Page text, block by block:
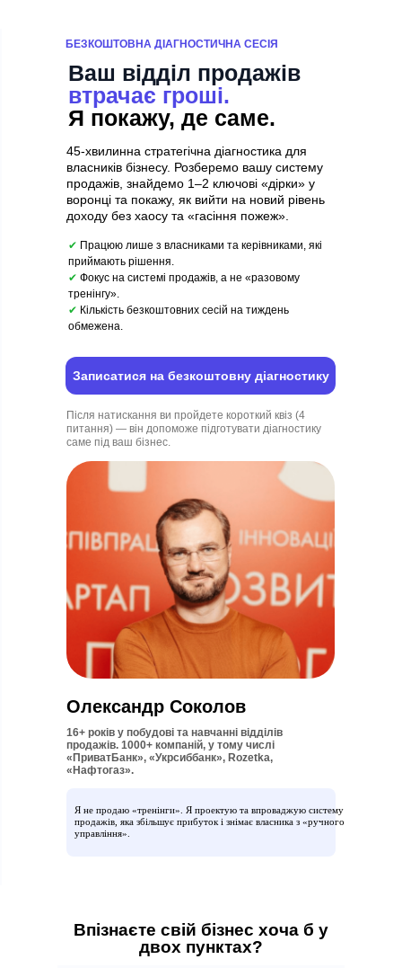
Ваш відділ продажів
втрачає гроші.
Я покажу, де саме.
16+ років у побудові та навчанні відділів
продажів. 1000+ компаній, у тому числі
«ПриватБанк», «Укрсиббанк», Rozetka,
«Нафтогаз».
45-хвилинна стратегічна діагностика для
власників бізнесу. Розберемо вашу систему
продажів, знайдемо 1–2 ключові «дірки» у
воронці та покажу, як вийти на новий рівень
доходу без хаосу та «гасіння пожеж».
✔ Працюю лише з власниками та керівниками, які
приймають рішення.
✔ Фокус на системі продажів, а не «разовому
тренінгу».
✔ Кількість безкоштовних сесій на тиждень
обмежена.
БЕЗКОШТОВНА ДІАГНОСТИЧНА СЕСІЯ
Записатися на безкоштовну діагностику
Після натискання ви пройдете короткий квіз (4
питання) — він допоможе підготувати діагностику
саме під ваш бізнес.
Я не продаю «тренінги». Я проектую та впроваджую систему
продажів, яка збільшує прибуток і знімає власника з «ручного
управління».
Олександр Соколов
Впізнаєте свій бізнес хоча б у
двох пунктах?